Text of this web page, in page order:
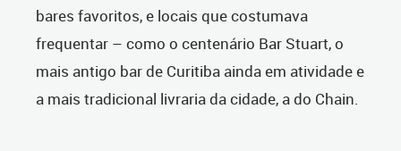
bares favoritos, e locais que costumava
frequentar – como o centenário Bar Stuart, o
mais antigo bar de Curitiba ainda em atividade e
a mais tradicional livraria da cidade, a do Chain.